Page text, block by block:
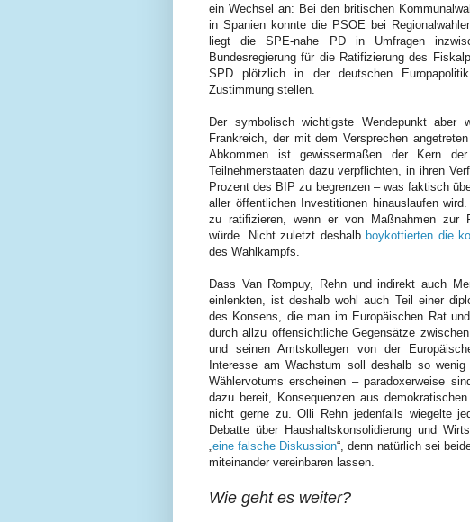
ein Wechsel an: Bei den britischen
in Spanien konnte die PSOE bei
liegt die SPE-nahe PD in Umfragen
Bundesregierung für die Ratifizierung des
SPD plötzlich in der deutschen
Zustimmung stellen.
Der symbolisch wichtigste Wendepunkt aber
Frankreich, der mit dem Versprechen
Abkommen ist gewissermaßen der Kern
Teilnehmerstaaten dazu verpflichten, in ihren
Prozent des BIP zu begrenzen – was faktisch
aller öffentlichen Investitionen hinauslaufen wird.
zu ratifizieren, wenn er von Maßnahmen zur
würde. Nicht zuletzt deshalbboykottierten die
des Wahlkampfs.
Dass Van Rompuy, Rehn und indirekt auch
einlenkten, ist deshalb wohl auch Teil einer
des Konsens, die man im Europäischen Rat
durch allzu offensichtliche Gegensätze
und seinen Amtskollegen von der
Interesse am Wachstum soll deshalb so
Wählervotums erscheinen – paradoxerweise
dazu bereit, Konsequenzen aus
nicht gerne zu. Olli Rehn jedenfalls wiegelte
Debatte über Haushaltskonsolidierung und
eine falsche Diskussion“, denn natürlich sei
miteinander vereinbaren lassen.
Wie geht es weiter?